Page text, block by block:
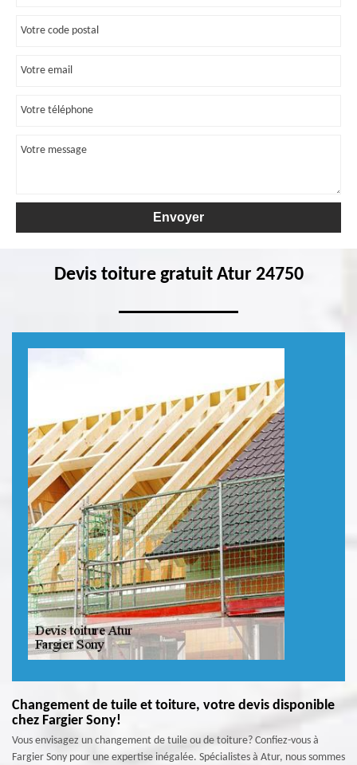
Devis toiture gratuit Atur 24750
Changement de tuile et toiture, votre devis disponible
chez Fargier Sony!
Vous envisagez un changement de tuile ou de toiture? Confiez-vous à
Fargier Sony pour une expertise inégalée. Spécialistes à Atur, nous sommes